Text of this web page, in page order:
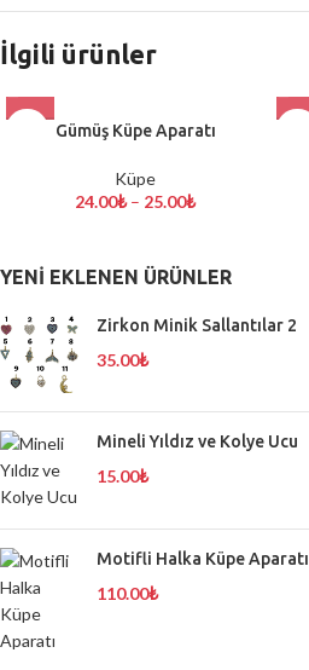
İlgili ürünler
Gümüş Küpe Aparatı
Küpe
24.00₺ – 25.00₺
YENI EKLENEN ÜRÜNLER
Zirkon Minik Sallantılar 2
35.00₺
Mineli Yıldız ve Kolye Ucu
15.00₺
Motifli Halka Küpe Aparatı
110.00₺